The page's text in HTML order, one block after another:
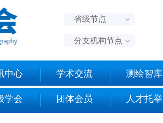
省级节点
分支机构节点
中心 学术交流 测绘智库
学会 团体会员 人才托举